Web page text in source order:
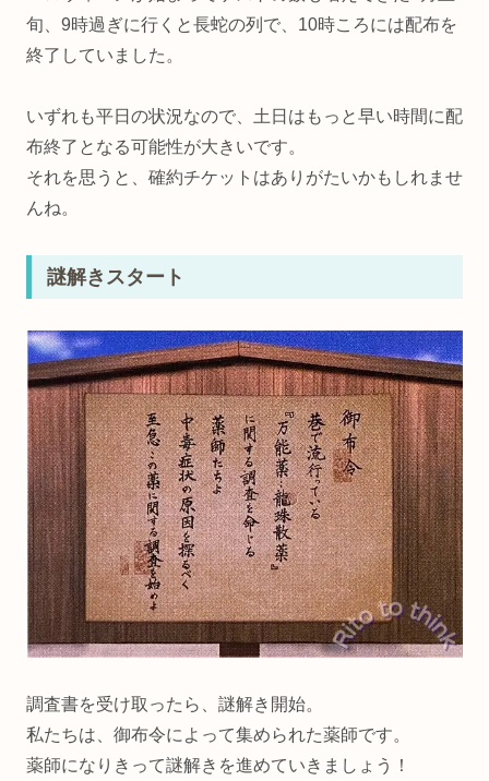
旬、9時過ぎに行くと長蛇の列で、10時ころには配布を
終了していました。
いずれも平日の状況なので、土日はもっと早い時間に配
布終了となる可能性が大きいです。
それを思うと、確約チケットはありがたいかもしれませ
んね。
謎解きスタート
調査書を受け取ったら、謎解き開始。
私たちは、御布令によって集められた薬師です。
薬師になりきって謎解きを進めていきましょう！